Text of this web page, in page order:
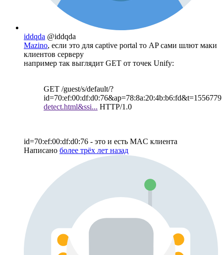
iddqda @iddqda
Mazino, если это для captive portal то AP сами шлют маки
клиентов серверу
например так выглядит GET от точек Unify:
GET /guest/s/default/?
detect.html&ssi... HTTP/1.0
id=70:ef:00:df:d0:76 - это и есть MAC клиента
Написано более трёх лет назад